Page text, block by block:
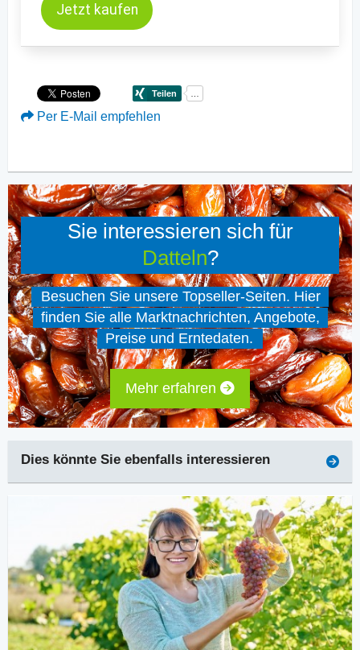
Jetzt kaufen
Per E-Mail empfehlen
Sie interessieren sich für
Datteln?
Besuchen Sie unsere Topseller-Seiten. Hier
finden Sie alle Marktnachrichten, Angebote,
Preise und Erntedaten.
Mehr erfahren
Dies könnte Sie ebenfalls interessieren